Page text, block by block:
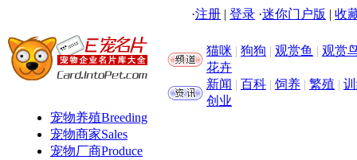
·注册 | 登录 ·迷你门户版 | 收
猫咪 | 狗狗 | 观赏鱼 | 观赏
花卉
新闻 | 百科 | 饲养 | 繁殖 |
创业
宠物养殖Breeding
宠物商家Sales
宠物厂商Produce